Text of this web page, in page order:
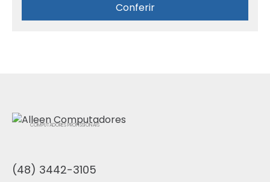
Conferir
COMPUTADORES PROFISSIONAIS
(48) 3442-3105